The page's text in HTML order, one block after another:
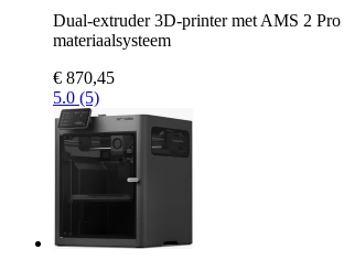
Dual-extruder 3D-printer met AMS 2
materiaalsysteem
€ 870,45
5.0 (5)